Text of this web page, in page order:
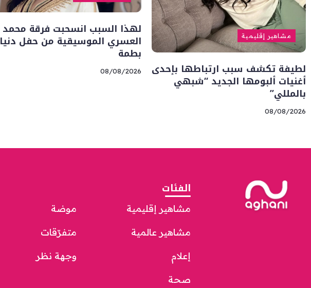
مشاهير إقليمية
لطيفة تكشف سبب ارتباطها بإحدى
أغنيات ألبومها الجديد “شبهي
بالمللي”
08/08/2026
لهذا السبب انسحبت فرقة محمد
العسري الموسيقية من حفل دنيا
بطمة
08/08/2026
الفئات
مشاهير إقليمية
مشاهير عالمية
إعلام
صحة
موضة
متفرّقات
وجهة نظر